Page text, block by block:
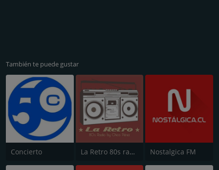
También te puede gustar
Concierto La Retro 80s radio Nostalgica FM